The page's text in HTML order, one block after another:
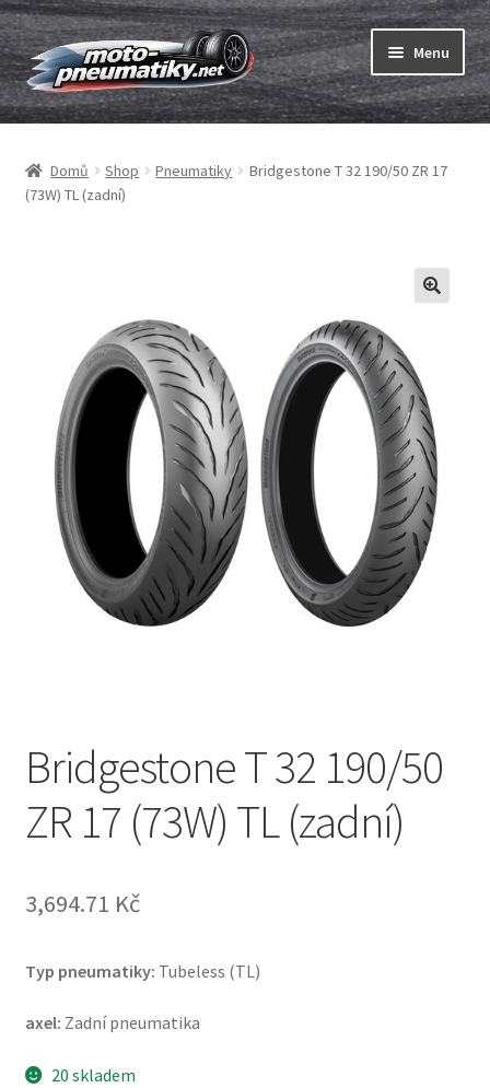
Přeskočit
na
navigaci
Přejít
k
obsahu
webu
Menu
Pneumatiky
Expand
menu
Duše & ráfkové pásky
Expand
menu
Značky
Expand
child
menu
Kontakty
Domů Shop Pneumatiky
Bridgestone T 32 190/50 ZR 17
(73W) TL (zadní)
Bridgestone T 32 190/50
ZR 17 (73W) TL (zadní)
3,694.71 Kč
Typ pneumatiky: Tubeless (TL)
axel: Zadní pneumatika
20 skladem